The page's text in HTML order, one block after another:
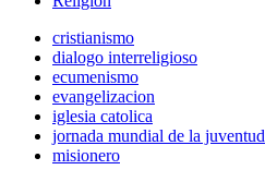
cristianismo
dialogo interreligioso
ecumenismo
evangelizacion
iglesia catolica
jornada mundial de la juventud
misionero